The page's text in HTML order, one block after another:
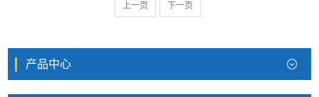
上一页 下一页
产品中心